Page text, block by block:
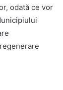
odată ce vor